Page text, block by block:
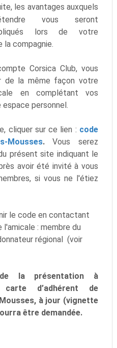
les avantages auxquels
vous seront
lors de votre
la compagnie.
Corsica Club, vous
de la même façon votre
en complétant vos
personnel.
cliquer sur ce lien : code
Mousses.Vous serez
présent site indiquant le
avoir été invité à vous
si vous ne l'étiez
le code en contactant
l'amicale : membre du
régional (voir
la présentation à
carte d’adhérent de
à jour (vignette
être demandée.